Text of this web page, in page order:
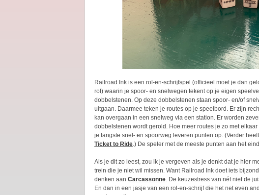
Railroad Ink is een rol-en-schrijfspel (officieel moet je dan
rol) waarin je spoor- en snelwegen tekent op je eigen
dobbelstenen. Op deze dobbelstenen staan spoor- en/of
uitgaan. Daarmee teken je routes op je speelbord. Er zijn
kan overgaan in een snelweg via een station. Er worden
dobbelstenen wordt gerold. Hoe meer routes je zo met
je langste snel- en spoorweg leveren punten op. (Verder
Ticket to Ride.) De speler met de meeste punten aan het
Als je dit zo leest, zou ik je vergeven als je denkt dat je hier
trein die je niet wil missen. Want Railroad Ink doet iets
denken aan Carcassonne. De keuzestress van nét niet de
En dan in een jasje van een rol-en-schrijf die het net even